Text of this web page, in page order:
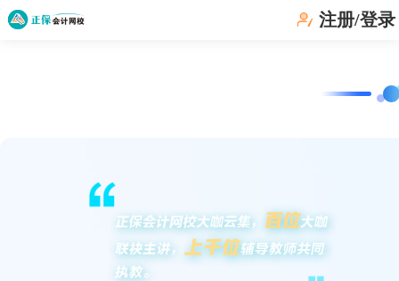
注册/登录